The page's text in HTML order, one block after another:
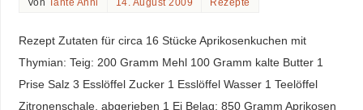
Von Tante Anni 14. August 2009 Rezepte
Rezept Zutaten für circa 16 Stücke Aprikosenkuchen mit
Thymian: Teig: 200 Gramm Mehl 100 Gramm kalte Butter 1
Prise Salz 3 Esslöffel Zucker 1 Esslöffel Wasser 1 Teelöffel
Zitronenschale, abgerieben 1 Ei Belag: 850 Gramm Aprikosen